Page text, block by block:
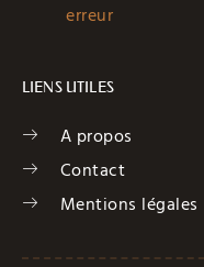
erreur
LIENS UTILES
A propos
Contact
Mentions légales